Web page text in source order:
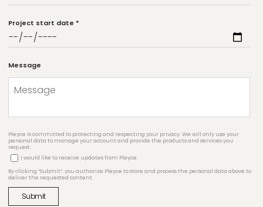
Project start date *
Message
Pleyce is committed to protecting and respecting your privacy. We will only use your
personal data to manage your account and provide the products and services you
request.
I would like to receive updates from Pleyce.
By clicking “Submit”, you authorize Pleyce to store and process the personal data above to
deliver the requested content.